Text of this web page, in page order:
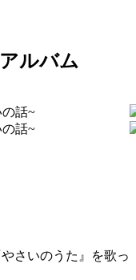
ルバム
さいのうた』を歌っ